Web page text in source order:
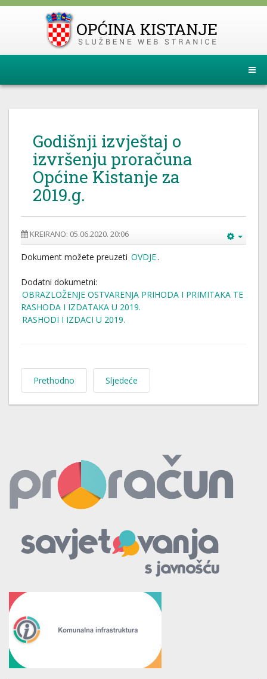
Godišnji izvještaj o
izvršenju proračuna
Općine Kistanje za
2019.g.
KREIRANO: 05.06.2020. 20:06
Dokument možete preuzeti OVDJE.
Dodatni dokumetni:
OBRAZLOŽENJE OSTVARENJA PRIHODA I PRIMITAKA TE
RASHODA I IZDATAKA U 2019.
RASHODI I IZDACI U 2019.
Prethodno Sljedeće